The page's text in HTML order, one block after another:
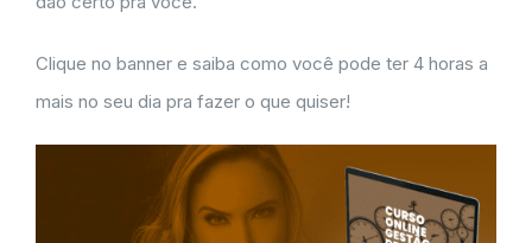
Clique no banner e saiba como você pode ter 4 horas a
mais no seu dia pra fazer o que quiser!